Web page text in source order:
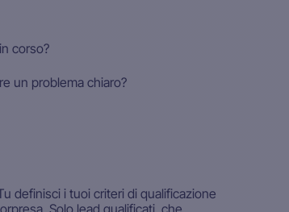
corso?
un problema chiaro?
definisci i tuoi criteri di qualificazione
Solo lead qualificati, che